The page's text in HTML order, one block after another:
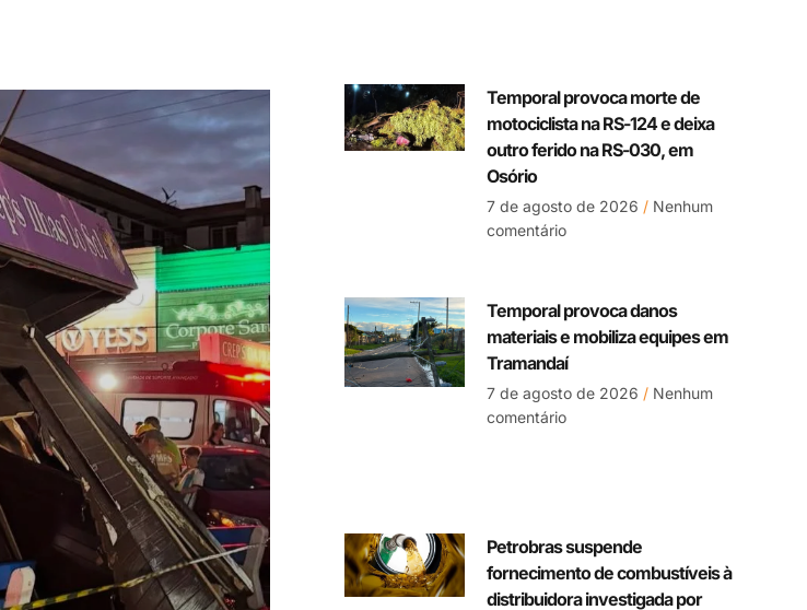
Temporal provoca morte de
motociclista na RS-124 e deixa
outro ferido na RS-030, em
Osório
7 de agosto de 2026 Nenhum
comentário
Temporal provoca danos
materiais e mobiliza equipes em
Tramandaí
7 de agosto de 2026 Nenhum
comentário
Petrobras suspende
fornecimento de combustíveis à
distribuidora investigada por